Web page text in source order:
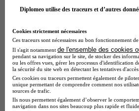
Diplomeo utilise des traceurs et d’autres
Cookies strictement nécessaires
Ces traceurs sont nécessaires au bon fonctionnement
Il s'agit notamment de l'ensemble des cookies
pendant sa navigation sur le site, de stocker des
ou les offres vues, gérer les processus d'identification
la sécurité du site web en détectant les tentatives
Ces cookies ou traceurs permettent également de
unique permettant de comprendre comment nos
sources de trafic.
Ils nous permettent également d’observer le
navigation dans nos sites beaucoup plus rapide et fluide.